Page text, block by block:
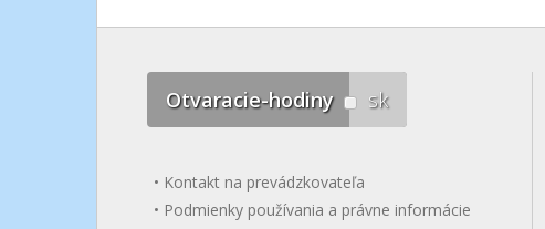
Otvaracie-hodiny sk
Kontakt na prevádzkovateľa
Podmienky používania a právne informácie